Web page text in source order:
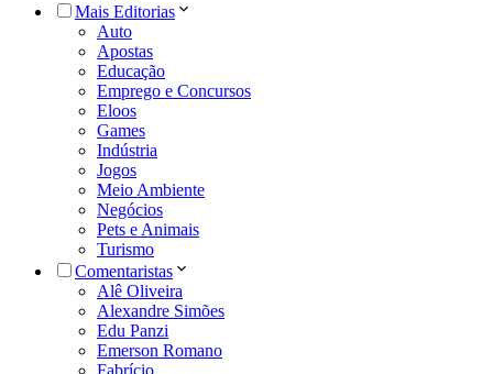
Mais Editorias
Auto
Apostas
Educação
Emprego e Concursos
Eloos
Games
Indústria
Jogos
Meio Ambiente
Negócios
Pets e Animais
Turismo
Comentaristas
Alê Oliveira
Alexandre Simões
Edu Panzi
Emerson Romano
Fabrício